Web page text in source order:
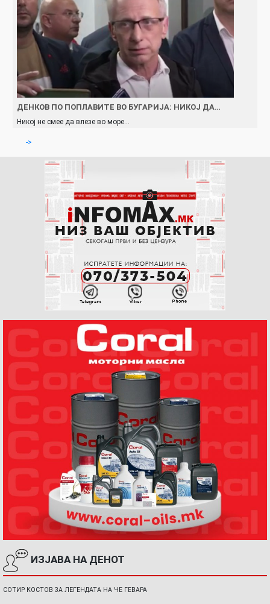
ДЕНКОВ ПО ПОПЛАВИТЕ ВО БУГАРИЈА: НИКОЈ ДА…
Никој не смее да влезе во море…
->
ИЗЈАВА НА ДЕНОТ
СОТИР КОСТОВ ЗА ЛЕГЕНДАТА НА ЧЕ ГЕВАРА